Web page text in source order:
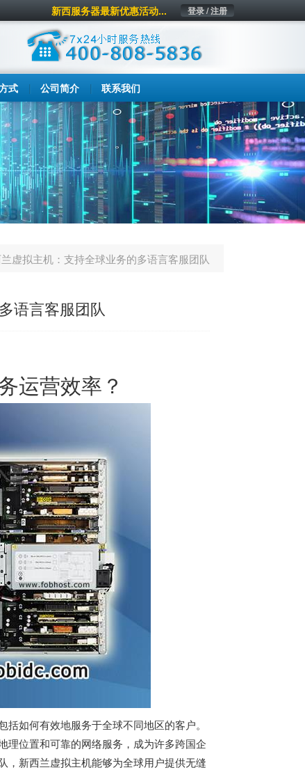
登录 / 注册
新西服务器最新优惠活动...
式 公司简介 联系我们
虚拟主机：支持全球业务的多语言客服团队
语言客服团队
运营效率？
如何有效地服务于全球不同地区的客户。
理位置和可靠的网络服务，成为许多跨国企
， 新西兰虚拟主机能够为全球用户提供无缝